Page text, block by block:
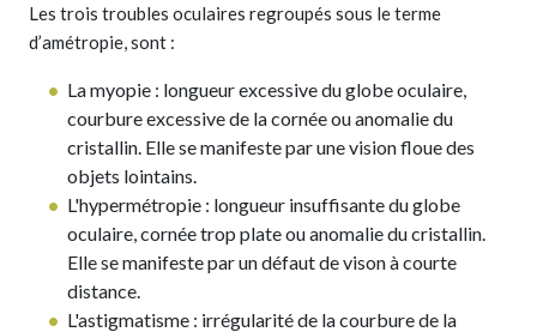
Les trois troubles oculaires regroupés sous le terme
d’amétropie, sont :
La myopie : longueur excessive du globe oculaire,
courbure excessive de la cornée ou anomalie du
cristallin. Elle se manifeste par une vision floue des
objets lointains.
L'hypermétropie : longueur insuffisante du globe
oculaire, cornée trop plate ou anomalie du cristallin.
Elle se manifeste par un défaut de vison à courte
distance.
L'astigmatisme : irrégularité de la courbure de la